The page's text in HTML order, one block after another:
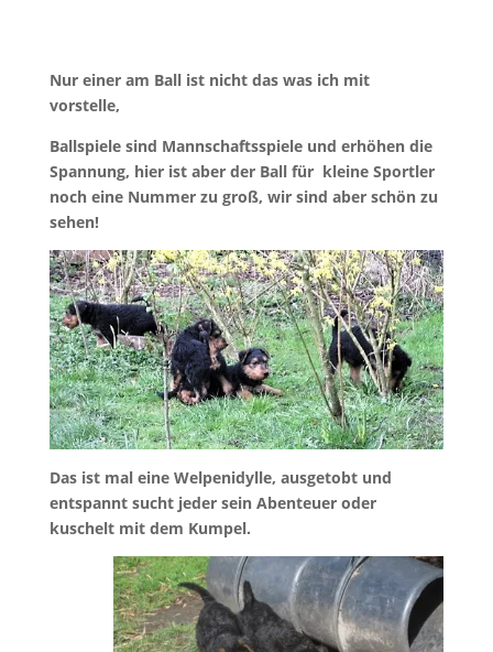
Nur einer am Ball ist nicht das was ich mit
vorstelle,
Ballspiele sind Mannschaftsspiele und erhöhen die
Spannung, hier ist aber der Ball für kleine Sportler
noch eine Nummer zu groß, wir sind aber schön zu
sehen!
Das ist mal eine Welpenidylle, ausgetobt und
entspannt sucht jeder sein Abenteuer oder
kuschelt mit dem Kumpel.